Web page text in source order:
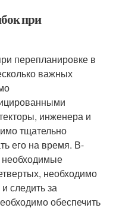
при
перепланировке в
важных
инженера и
тщательно
его на время. В-
необходимые
необходимо
следить за
обеспечить